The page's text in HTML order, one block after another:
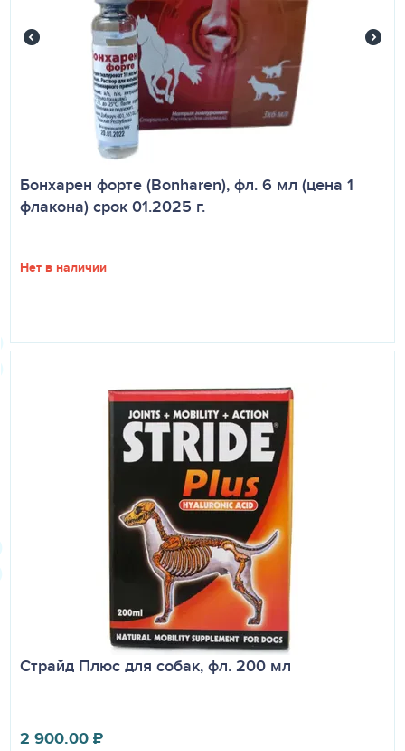
Бонхарен форте (Bonharen), фл. 6 мл (цена 1
флакона) срок 01.2025 г.
Нет в наличии
Страйд Плюс для собак, фл. 200 мл
2 900.00₽